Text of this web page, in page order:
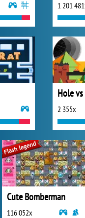
1 201
Hole
2 355x
Cute Bomberman
116 052x